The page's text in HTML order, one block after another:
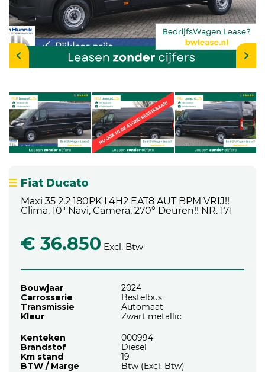
Fiat Ducato
Maxi 35 2.2 180PK L4H2 EAT8 AUT BPM VRIJ!!
Clima, 10" Navi, Camera, 270° Deuren!! NR. 171
€ 36.850 Excl. Btw
Bouwjaar
2024
Carrosserie
Bestelbus
Transmissie
Automaat
Kleur
Zwart metallic
Kenteken
000994
Brandstof
Diesel
Km stand
19
BTW / Marge
Btw (Excl. Btw)